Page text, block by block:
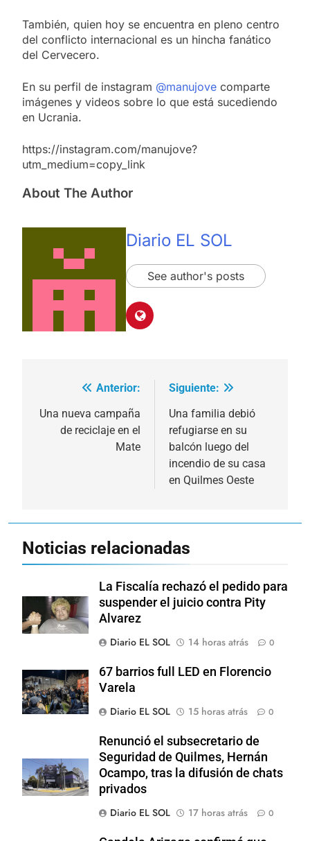
También, quien hoy se encuentra en pleno centro
del conflicto internacional es un hincha fanático
del Cervecero.
En su perfil de instagram @manujove comparte
imágenes y videos sobre lo que está sucediendo
en Ucrania.
https://instagram.com/manujove?
utm_medium=copy_link
About The Author
Diario EL SOL
See author's posts
Navegación
de
Anterior:
Una nueva campaña
de reciclaje en el
Mate
Siguiente:
Una familia debió
refugiarse en su
balcón luego del
incendio de su casa
en Quilmes Oeste
Noticias relacionadas
La Fiscalía rechazó el pedido para
suspender el juicio contra Pity
Alvarez
Diario EL SOL
14 horas atrás 0
67 barrios full LED en Florencio
Varela
Diario EL SOL
15 horas atrás 0
Renunció el subsecretario de
Seguridad de Quilmes, Hernán
Ocampo, tras la difusión de chats
privados
Diario EL SOL
17 horas atrás 0